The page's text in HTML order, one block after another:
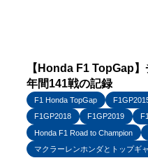
【Honda F1 TopGap
年間141戦の記録
F1 Honda TopGap
F1GP2018
F1GP2019
Honda F1 Road to Champion
マクラーレンホンダとトップギ